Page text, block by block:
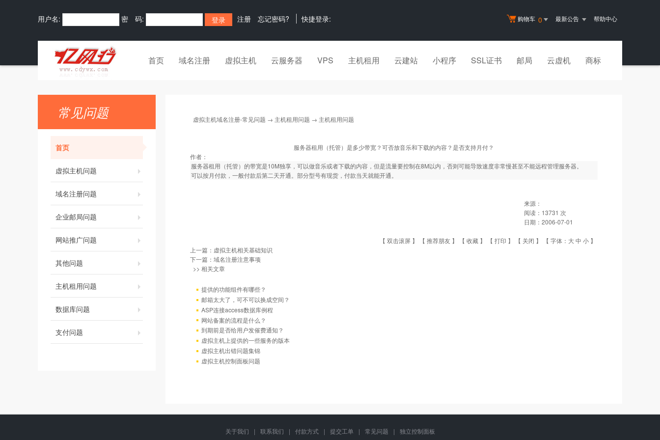
购物车 0 最新公告 帮助中心
用户名: 密 码: 注册 忘记密码? 快捷登录:
首页 域名注册 虚拟主机 云服务器 VPS 主机租用 云建站 小程序 SSL证书 邮局 云虚机 商标
常见问题
首页
虚拟主机问题
域名注册问题
企业邮局问题
网站推广问题
其他问题
主机租用问题
数据库问题
支付问题
虚拟主机域名注册-常见问题 → 主机租用问题 → 主机租用问题
服务器租用（托管）是多少带宽？可否放音乐和下载的内容？是否支持月付？
作者：
服务器租用（托管）的带宽是10M独享，可以做音乐或者下载的内容，但是流量要控制在8M以内，否则可能导致速度非常慢甚至不能远程管理服务器。
可以按月付款，一般付款后第二天开通。部分型号有现货，付款当天就能开通。
来源：
阅读： 13731 次
日期： 2006-07-01
【 双击滚屏 】 【 推荐朋友 】 【 收藏 】 【 打印 】 【 关闭 】 【 字体： 大中 小 】
上一篇： 虚拟主机相关基础知识
下一篇： 域名注册注意事项
>> 相关文章
提供的功能组件有哪些？
邮箱太大了，可不可以换成空间？
ASP连接access数据库例程
网站备案的流程是什么？
到期前是否给用户发催费通知？
虚拟主机上提供的一些服务的版本
虚拟主机出错问题集锦
虚拟主机控制面板问题
关于我们 | 联系我们 | 付款方式 | 提交工单 | 常见问题 | 独立控制面板